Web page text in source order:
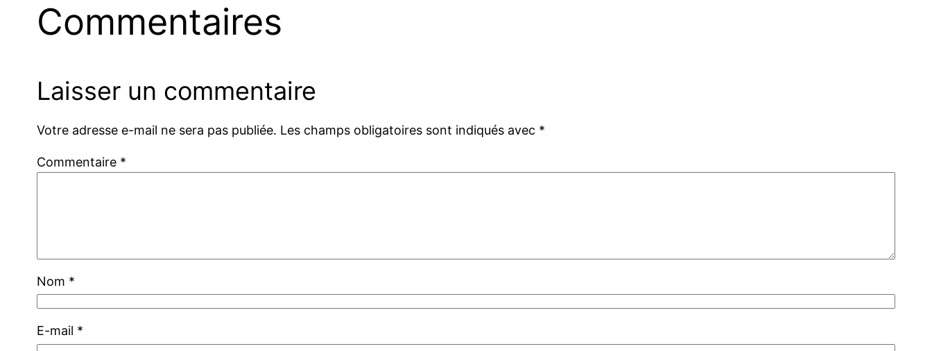
Commentaires
Laisser un commentaire
Votre adresse e-mail ne sera pas publiée. Les champs obligatoires sont indiqués avec *
Commentaire *
Nom *
E-mail *